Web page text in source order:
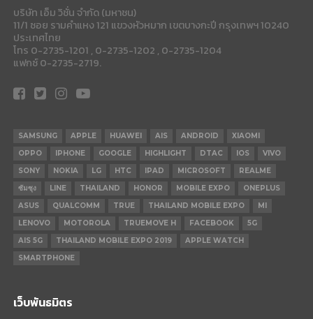
บริษัท เอ็ม วิชั่น จำกัด (มหาชน)
11/1 ซอย รามคำแหง 121 แขวงหัวหมาก เขตบางกะปี กรุงเทพฯ 10240
ประเทศไทย
โทร 0-2735-1201 , 0-2735-1202 , 0-2735-1204
แฟกซ์ 0-2735-2719.
SAMSUNG APPLE HUAWEI AIS ANDROID
XIAOMI
OPPO
IPHONE GOOGLE HIGHLIGHT DTAC IOS
VIVO
SONY
NOKIA LG HTC IPAD MICROSOFT
REALME
ซัมซุง
LINE THAILAND HONOR MOBILE EXPO
ONEPLUS
ASUS
QUALCOMM TRUE THAILAND MOBILE EXPO
MI
LENOVO
MOTOROLA TRUEMOVE H FACEBOOK
5G
AIS 5G
THAILAND MOBILE EXPO 2019
APPLE WATCH
SMARTPHONE
เว็บพันธมิตร